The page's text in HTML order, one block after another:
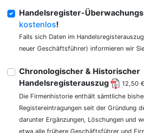
Handelsregister-
kostenlos!
Falls sich Daten im
neuer Geschäftsführer) informieren wir
Chronologischer & Historischer
Handelsregisterauszug
12,50 €
Die Firmenhistorie enthält sämtliche
Registereintragungen seit der Gründung
darunter Ergänzungen, Löschungen und
etwa alle frühere Geschäftsführer und